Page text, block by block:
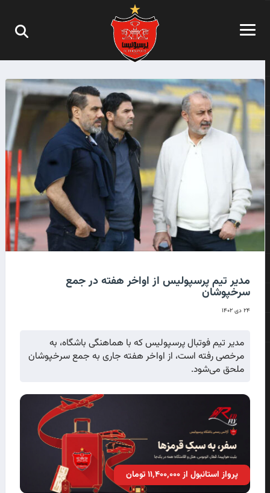
مدیر تیم پرسپولیس از اواخر هفته در جمع
سرخپوشان
۲۴ دی ۱۴۰۲
مدیر تیم فوتبال پرسپولیس که با هماهنگی باشگاه، به
مرخصی رفته است، از اواخر هفته جاری به جمع سرخپوشان
ملحق می‌شود.
پرواز استانبول از ۱۱٬۴۰۰٬۰۰۰ تومان